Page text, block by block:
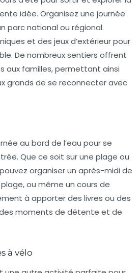
idée. Organisez une journée
parc national ou régional.
et des jeux d’extérieur pour
De nombreux sentiers offrent
aux familles, permettant ainsi
grands de se reconnecter avec
au bord de l’eau pour se
Que ce soit sur une plage ou
organiser un après-midi de
ou même un cours de
à apporter des livres ou des
moments de détente et de
à vélo